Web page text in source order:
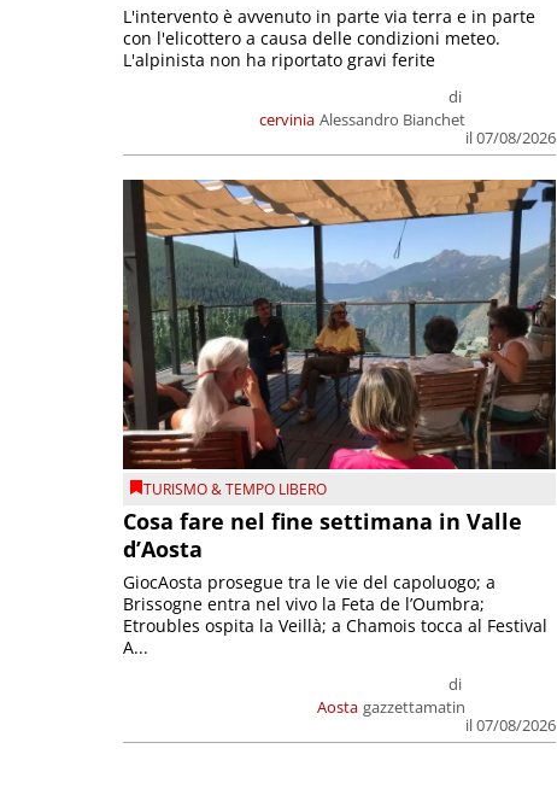
cervinia
di
Alessandro Bianchet
il 07/08/2026
L'intervento è avvenuto in parte via terra e in parte
con l'elicottero a causa delle condizioni meteo.
L'alpinista non ha riportato gravi ferite
TURISMO & TEMPO LIBERO
Cosa fare nel fine settimana in Valle
d’Aosta
Aosta
di
gazzettamatin
il 07/08/2026
GiocAosta prosegue tra le vie del capoluogo; a
Brissogne entra nel vivo la Feta de l’Oumbra;
Etroubles ospita la Veillà; a Chamois tocca al Festival
A...